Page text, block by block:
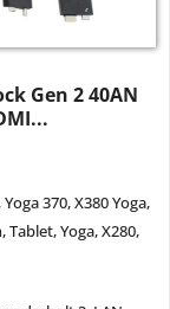
Gen 2 40AN
370, X380 Yoga,
Tablet, Yoga, X280,